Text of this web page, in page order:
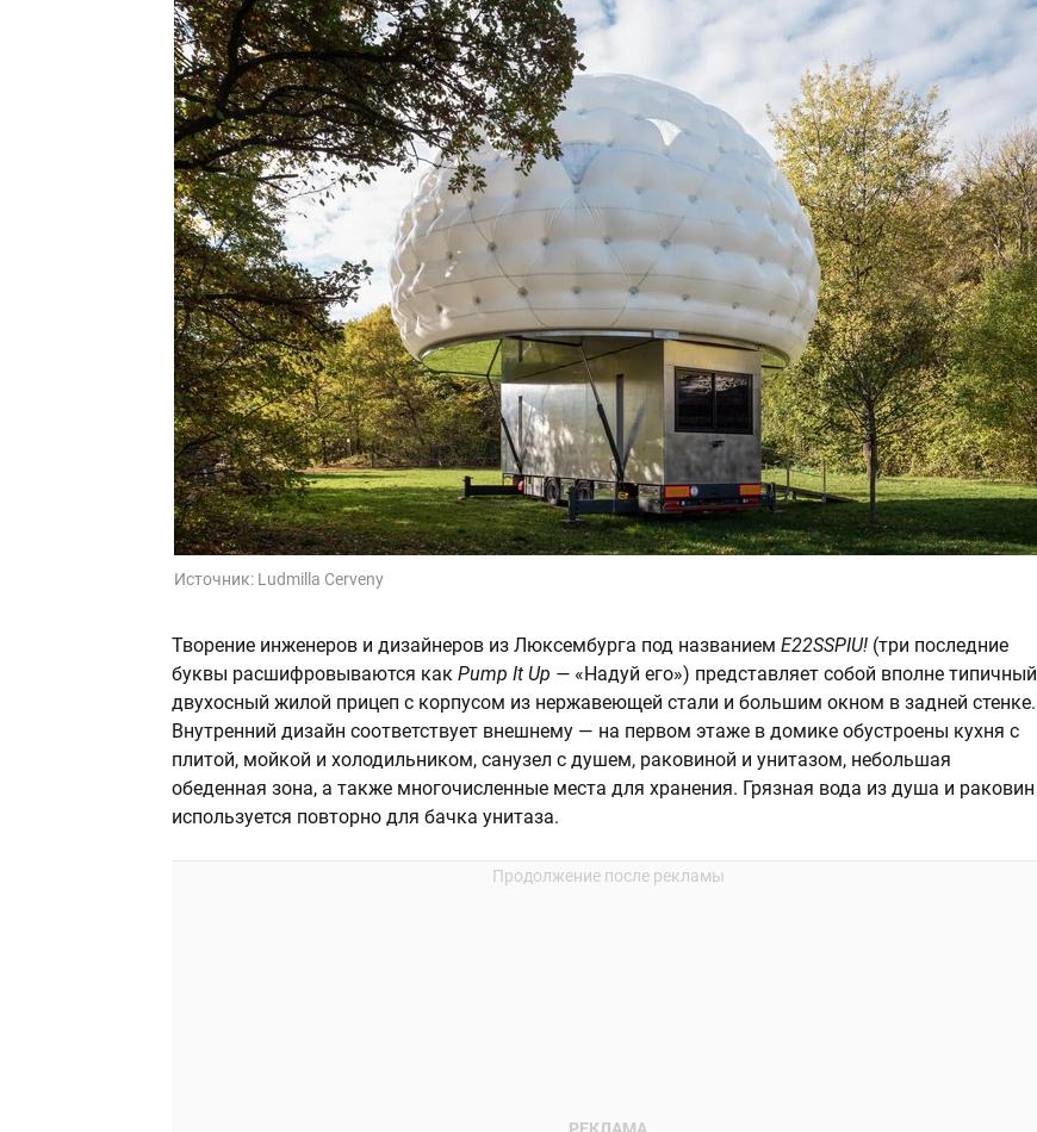
Источник: Ludmilla Cerveny
Творение инженеров и дизайнеров из Люксембурга под названием E22SSPIU! (три последние
буквы расшифровываются как Pump It Up — «Надуй его») представляет собой вполне типичный
двухосный жилой прицеп с корпусом из нержавеющей стали и большим окном в задней стенке.
Внутренний дизайн соответствует внешнему — на первом этаже в домике обустроены кухня с
плитой, мойкой и холодильником, санузел с душем, раковиной и унитазом, небольшая
обеденная зона, а также многочисленные места для хранения. Грязная вода из душа и раковин
используется повторно для бачка унитаза.